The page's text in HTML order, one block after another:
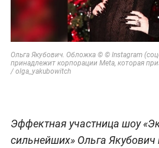
Ольга Якубович. Обложка © © Instagram
принадлежит корпорации Meta, которая
/ olga_yakubowitch
Эффектная участница шоу
сильнейших» Ольга Якубович